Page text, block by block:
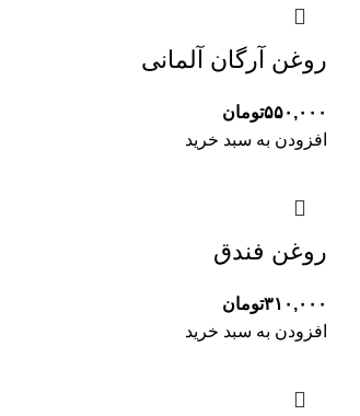
روغن آرگان آلمانی
۵۵۰,۰۰۰تومان
افزودن به سبد خرید
روغن فندق
۳۱۰,۰۰۰تومان
افزودن به سبد خرید